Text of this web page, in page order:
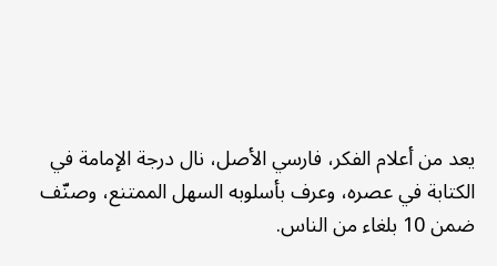
يعد من أعلام الفكر، فارسي الأصل، نال درجة الإمامة في
الكتابة في عصره، وعرف بأسلوبه السهل الممتنع، وصنّف
ضمن 10 بلغاء من الناس.